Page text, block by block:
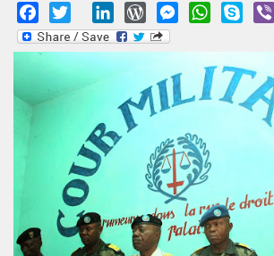
Facebook
Twitter LinkedInWordPressMessengerWhatsApp
Skype